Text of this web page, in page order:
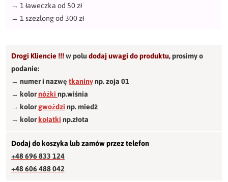
→ 1 ławeczka od 50 zł
→ 1 szezlong od 300 zł
Drogi Kliencie !!!w poludodaj uwagi do produktu,prosimy o
podanie:
→ numer i nazwętkaninynp. zoja 01
→ kolornóżki np.wiśnia
→ kolorgwożdzi np. miedź
→ kolorkołatki np.złota
Dodaj do koszyka lub zamów przez telefon
+48 696 833 124
+48 606 488 042